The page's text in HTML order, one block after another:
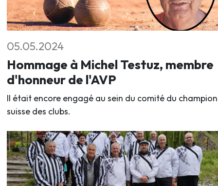
05.05.2024
Hommage à Michel Testuz, membre
d'honneur de l'AVP
Il était encore engagé au sein du comité du
suisse des clubs.